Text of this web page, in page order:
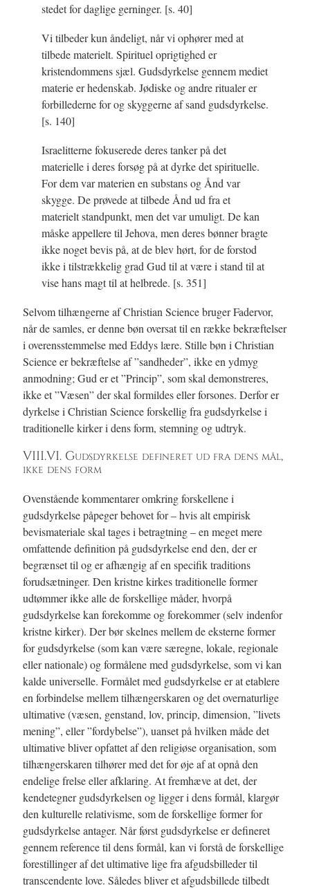
stedet for daglige gerninger. [s. 40]
Vi tilbeder kun åndeligt, når vi ophører med at
tilbede materielt. Spirituel oprigtighed er
kristendommens sjæl. Gudsdyrkelse gennem mediet
materie er hedenskab. Jødiske og andre ritualer er
forbillederne for og skyggerne af sand gudsdyrkelse.
[s. 140]
Israelitterne fokuserede deres tanker på det
materielle i deres forsøg på at dyrke det spirituelle.
For dem var materien en substans og Ånd var
skygge. De prøvede at tilbede Ånd ud fra et
materielt standpunkt, men det var umuligt. De kan
måske appellere til Jehova, men deres bønner bragte
ikke noget bevis på, at de blev hørt, for de forstod
ikke i tilstrækkelig grad Gud til at være i stand til at
vise hans magt til at helbrede. [s. 351]
Selvom tilhængerne af Christian Science bruger Fadervor,
når de samles, er denne bøn oversat til en række bekræftelser
i overensstemmelse med Eddys lære. Stille bøn i Christian
Science er bekræftelse af ”sandheder”, ikke en ydmyg
anmodning; Gud er et ”Princip”, som skal demonstreres,
ikke et ”Væsen” der skal formildes eller forsones. Derfor er
dyrkelse i Christian Science forskellig fra gudsdyrkelse i
traditionelle kirker i dens form, stemning og udtryk.
VIII.VI. Gudsdyrkelse defineret ud fra dens mål,
ikke dens form
Ovenstående kommentarer omkring forskellene i
gudsdyrkelse påpeger behovet for – hvis alt empirisk
bevismateriale skal tages i betragtning – en meget mere
omfattende definition på gudsdyrkelse end den, der er
begrænset til og er afhængig af en specifik traditions
forudsætninger. Den kristne kirkes traditionelle former
udtømmer ikke alle de forskellige måder, hvorpå
gudsdyrkelse kan forekomme og forekommer (selv indenfor
kristne kirker). Der bør skelnes mellem de eksterne former
for gudsdyrkelse (som kan være særegne, lokale, regionale
eller nationale) og formålene med gudsdyrkelse, som vi kan
kalde universelle. Formålet med gudsdyrkelse er at etablere
en forbindelse mellem tilhængerskaren og det overnaturlige
ultimative (væsen, genstand, lov, princip, dimension, ”livets
mening”, eller ”fordybelse”), uanset på hvilken måde det
ultimative bliver opfattet af den religiøse organisation, som
tilhængerskaren tilhører med det for øje af at opnå den
endelige frelse eller afklaring. At fremhæve at det, der
kendetegner gudsdyrkelsen og ligger i dens formål, klargør
den kulturelle relativisme, som de forskellige former for
gudsdyrkelse antager. Når først gudsdyrkelse er defineret
gennem reference til dens formål, kan vi forstå de forskellige
forestillinger af det ultimative lige fra afgudsbilleder til
transcendente love. Således bliver et afgudsbillede tilbedt